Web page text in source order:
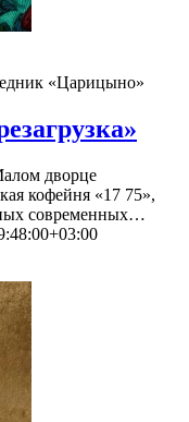
«Царицыно»
дворце
кофейня «17 75»,
современных…